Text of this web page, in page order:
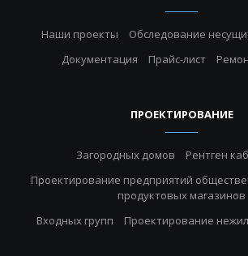
Наши проекты
Обследование
Документация
Прайс-лист
ПРОЕКТИРОВАНИЕ
Загородных домов
Рентген
Проектирование предприятий
продуктовых магазинов
Входных групп
Проектирование